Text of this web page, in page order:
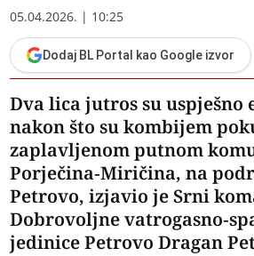
05.04.2026. | 10:25
Dodaj BL Portal kao Google izvor
Dva lica jutros su uspješno
nakon što su kombijem
zaplavljenom putnom
Porječina-Miričina, na
Petrovo, izjavio je Srni
Dobrovoljne vatrogasno-
jedinice Petrovo Dragan